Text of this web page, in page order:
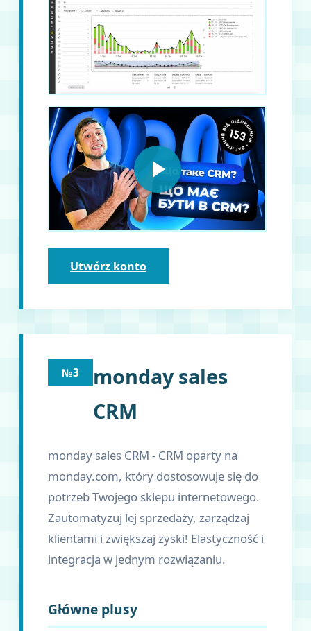
Utwórz konto
№3
monday sales
CRM
monday sales CRM - CRM oparty na
monday.com, który dostosowuje się do
potrzeb Twojego sklepu internetowego.
Zautomatyzuj lej sprzedaży, zarządzaj
klientami i zwiększaj zyski! Elastyczność i
integracja w jednym rozwiązaniu.
Główne plusy